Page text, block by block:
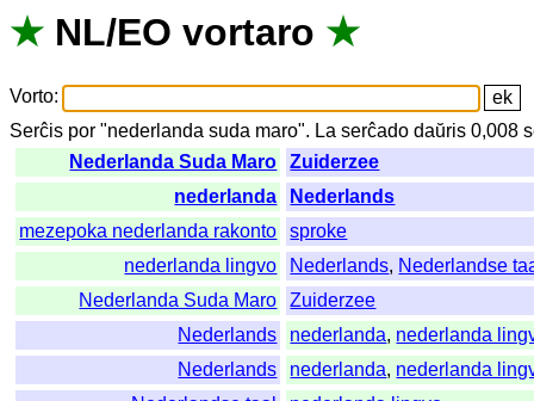
★ NL/EO vortaro ★
Vorto:
Serĉis por "nederlanda suda maro". La serĉado daŭris 0,008
Nederlanda Suda Maro
Zuiderzee
nederlanda
Nederlands
mezepoka nederlanda rakonto
sproke
nederlanda lingvo
Nederlands, Nederlandse
Nederlanda Suda Maro
Zuiderzee
Nederlands
nederlanda, nederlanda
Nederlands
nederlanda, nederlanda